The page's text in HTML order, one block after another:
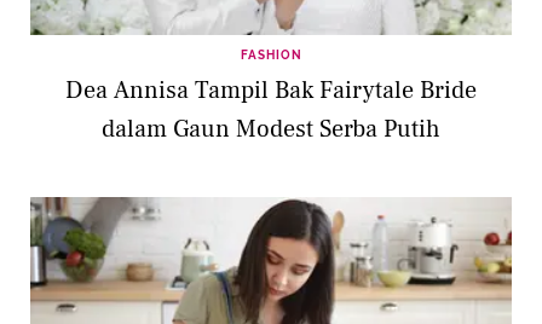
FASHION
Dea Annisa Tampil Bak Fairytale Bride
dalam Gaun Modest Serba Putih